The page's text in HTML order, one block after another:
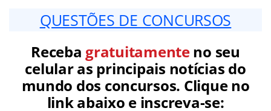
QUESTÕES DE CONCURSOS
Receba gratuitamenteno seu
celular as principais notícias do
mundo dos concursos. Clique no
link abaixo e inscreva-se: